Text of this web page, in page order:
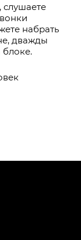
слушаете
набрать
дважды